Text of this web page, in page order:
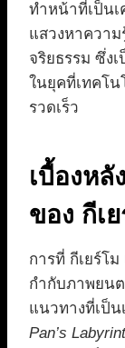
ทำหน้าที่เป็นเ
แสวงหาควา
จริยธรรม ซึ่ง
ในยุคที่เทคโ
รวดเร็ว
เบื้องห
ของ กีเ
การที่ กีเยร์โ
กำกับภาพยนต
แนวทางที่เป็
Pan’s